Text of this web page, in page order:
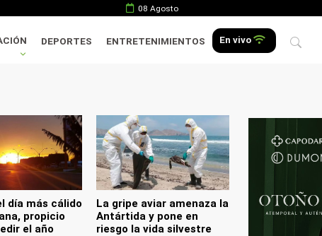
08 Agosto
DEPORTES ENTRETENIMIENTOS En vivo
día más cálido
propicio
el año
La gripe aviar amenaza la
Antártida y pone en
riesgo la vida silvestre